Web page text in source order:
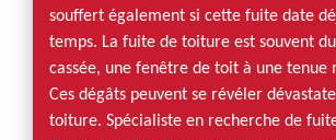
souffert également si cette fuite date
temps. La fuite de toiture est souvent
cassée, une fenêtre de toit à une tenue
Ces dégâts peuvent se révéler
toiture. Spécialiste en recherche de